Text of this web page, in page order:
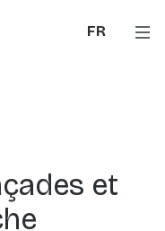
FR
et